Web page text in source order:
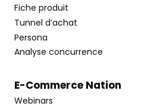
Fiche produit
Tunnel d’achat
Persona
Analyse concurrence
E-Commerce Nation
Webinars